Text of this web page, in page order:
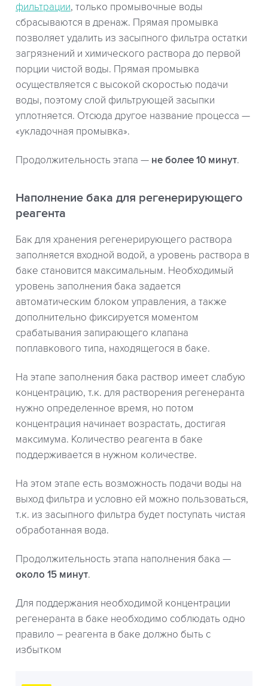
фильтрации, только промывочные воды
сбрасываются в дренаж. Прямая промывка
позволяет удалить из засыпного фильтра остатки
загрязнений и химического раствора до первой
порции чистой воды. Прямая промывка
осуществляется с высокой скоростью подачи
воды, поэтому слой фильтрующей засыпки
уплотняется. Отсюда другое название процесса —
«укладочная промывка».
Продолжительность этапа — не более 10 минут.
Наполнение бака для регенерирующего
реагента
Бак для хранения регенерирующего раствора
заполняется входной водой, а уровень раствора в
баке становится максимальным. Необходимый
уровень заполнения бака задается
автоматическим блоком управления, а также
дополнительно фиксируется моментом
срабатывания запирающего клапана
поплавкового типа, находящегося в баке.
На этапе заполнения бака раствор имеет слабую
концентрацию, т.к. для растворения регенеранта
нужно определенное время, но потом
концентрация начинает возрастать, достигая
максимума. Количество реагента в баке
поддерживается в нужном количестве.
На этом этапе есть возможность подачи воды на
выход фильтра и условно ей можно пользоваться,
т.к. из засыпного фильтра будет поступать чистая
обработанная вода.
Продолжительность этапа наполнения бака —
около 15 минут.
Для поддержания необходимой концентрации
регенеранта в баке необходимо соблюдать одно
правило – реагента в баке должно быть с
избытком